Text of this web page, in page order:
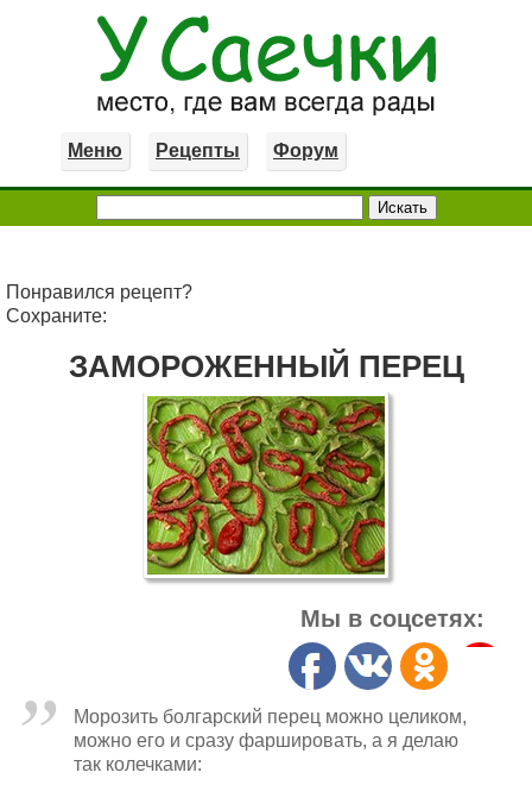
Меню Рецепты Форум
Понравился рецепт?
Сохраните:
ЗАМОРОЖЕННЫЙ ПЕРЕЦ
Мы в соцсетях:
Морозить болгарский перец можно целиком,
можно его и сразу фаршировать, а я делаю
так колечками: